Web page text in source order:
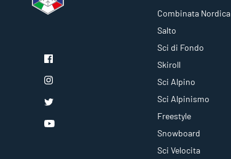
Combinata Nordica
Salto
Sci di Fondo
Skiroll
Sci Alpino
Sci Alpinismo
Freestyle
Snowboard
Sci Velocita